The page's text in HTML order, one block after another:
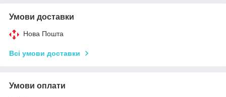
Умови доставки
Нова Пошта
Всі умови доставки
Умови оплати